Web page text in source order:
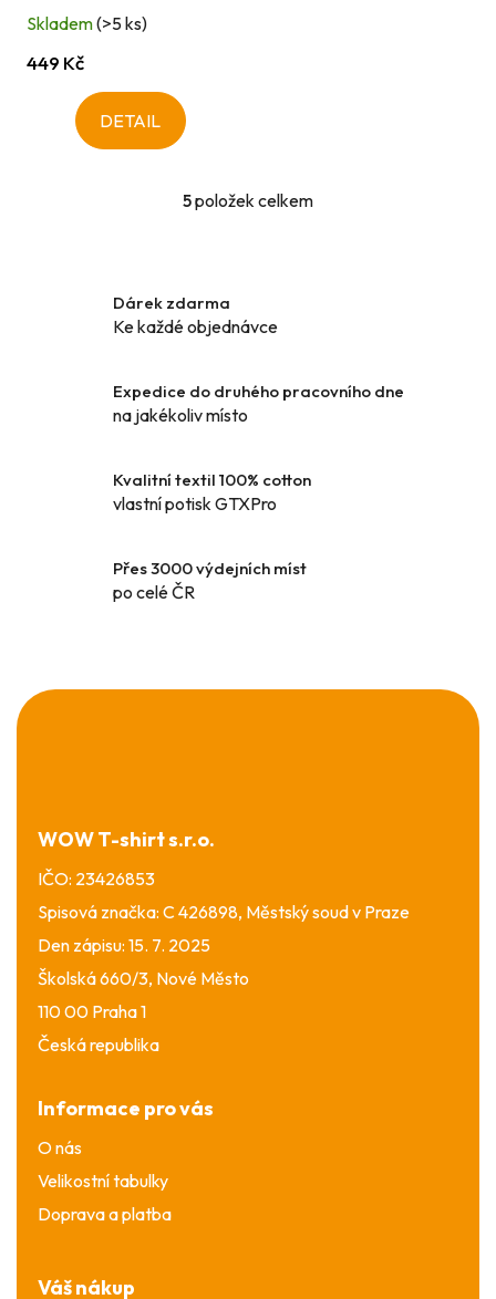
Skladem(>5 ks)
449 Kč
DETAIL
O
a
p
r
k
y
p
5položek celkem
Dárek zdarma
Ke každé objednávce
Expedice do druhého pracovního dne
na jakékoliv místo
Kvalitní textil 100% cotton
vlastní potisk GTXPro
Přes 3000 výdejních míst
po celé ČR
Z
á
WOW T-shirt s.r.o.
IČO: 23426853
Spisová značka: C 426898, Městský soud v Praze
Den zápisu: 15. 7. 2025
Školská 660/3, Nové Město
110 00 Praha 1
Česká republika
Informace pro vás
O nás
Velikostní tabulky
Doprava a platba
Váš nákup